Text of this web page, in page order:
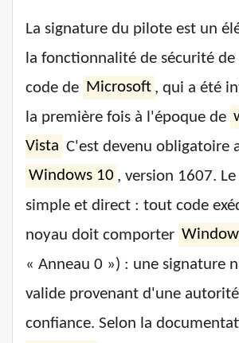
La signature du pilote est un
la fonctionnalité de sécurité
code de Microsoft , qui a été
la première fois à l'époque de
Vista C'est devenu obligatoire
Windows 10 , version 1607.
simple et direct : tout code
noyau doit comporter
« Anneau 0 ») : une signature
valide provenant d'une
confiance. Selon la